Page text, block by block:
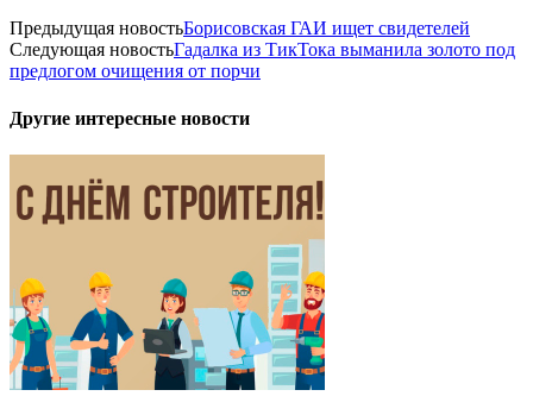
Предыдущая новостьБорисовская ГАИ ищет свидетелей
Следующая новостьГадалка из ТикТока выманила золото под
предлогом очищения от порчи
Другие интересные новости